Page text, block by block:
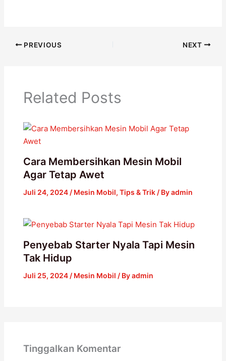
PREVIOUS NEXT
Related Posts
Cara Membersihkan Mesin Mobil
Agar Tetap Awet
Juli 24, 2024 / Mesin Mobil, Tips & Trik/ Byadmin
Penyebab Starter Nyala Tapi Mesin
Tak Hidup
Juli 25, 2024 / Mesin Mobil / Byadmin
Tinggalkan Komentar